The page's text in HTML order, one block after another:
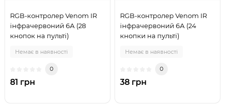
RGB-контролер Venom IR
інфрачервоний 6А (28
кнопок на пульті)
Немає в наявності
0
81 грн
RGB-контролер Venom IR
інфрачервоний 6А (24
кнопки на пульті)
Немає в наявності
0
38 грн